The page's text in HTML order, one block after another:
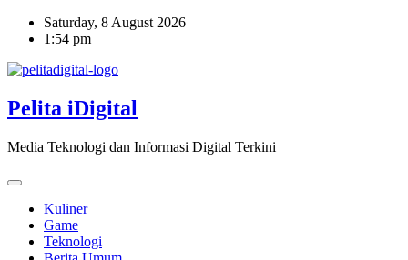
Skip
Saturday, 8 August 2026
1:54 pm
Pelita iDigital
Media Teknologi dan Informasi Digital Terkini
Kuliner
Game
Teknologi